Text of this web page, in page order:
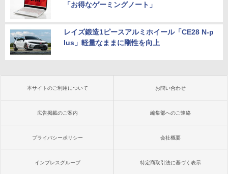
「お得なゲーミングノート」
レイズ鍛造1ピースアルミホイール「CE28 N-p
lus」軽量なままに剛性を向上
本サイトのご利用について お問い合わせ
広告掲載のご案内 編集部へのご連絡
プライバシーポリシー 会社概要
インプレスグループ 特定商取引法に基づく表示